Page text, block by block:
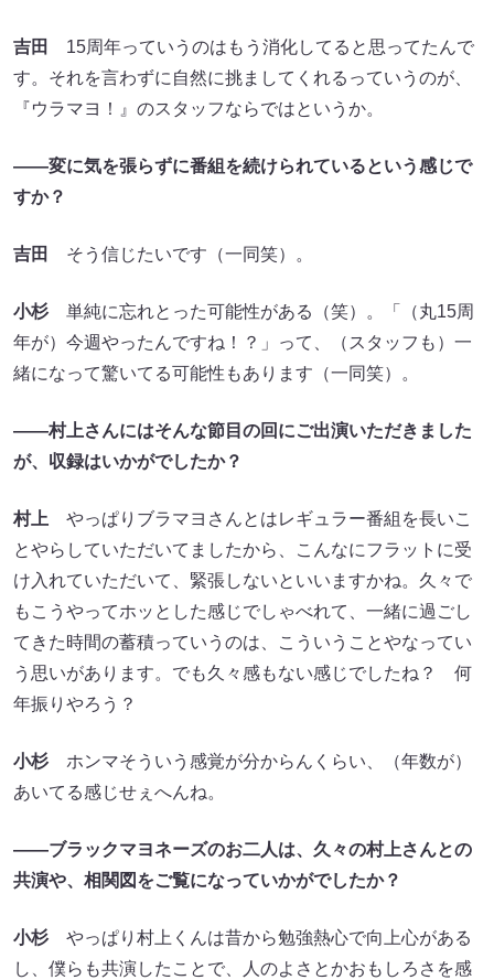
吉田
15周年っていうのはもう消化してると思ってたんで
す。それを言わずに自然に挑ましてくれるっていうのが、
『ウラマヨ！』のスタッフならではというか。
――変に気を張らずに番組を続けられているという感じで
すか？
吉田 そう信じたいです（一同笑）。
小杉 単純に忘れとった可能性がある（笑）。「（丸15周
年が）今週やったんですね！？」って、（スタッフも）一
緒になって驚いてる可能性もあります（一同笑）。
――村上さんにはそんな節目の回にご出演いただきました
が、収録はいかがでしたか？
村上 やっぱりブラマヨさんとはレギュラー番組を長いこ
とやらしていただいてましたから、こんなにフラットに受
け入れていただいて、緊張しないといいますかね。久々で
もこうやってホッとした感じでしゃべれて、一緒に過ごし
てきた時間の蓄積っていうのは、こういうことやなってい
う思いがあります。でも久々感もない感じでしたね？ 何
年振りやろう？
小杉 ホンマそういう感覚が分からんくらい、（年数が）
あいてる感じせぇへんね。
――ブラックマヨネーズのお二人は、久々の村上さんとの
共演や、相関図をご覧になっていかがでしたか？
小杉 やっぱり村上くんは昔から勉強熱心で向上心がある
し、僕らも共演したことで、人のよさとかおもしろさを感